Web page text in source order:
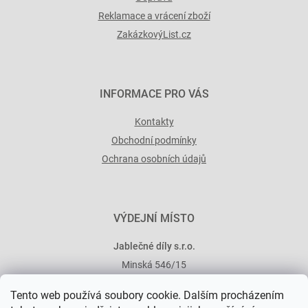
Tento web používá soubory cookie. Dalším procházením
Reklamace a vrácení zboží
ZakázkovýList.cz
INFORMACE PRO VÁS
Kontakty
Obchodní podmínky
Ochrana osobních údajů
VÝDEJNÍ MÍSTO
Jablečné díly s.r.o.
Minská 546/15